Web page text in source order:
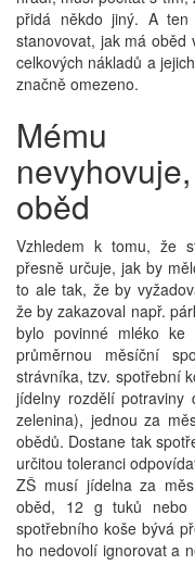
přidá někdo jiný. A ten
stanovovat, jak má oběd
celkových nákladů a
značně omezeno.
Mému
oběd
Vzhledem k tomu, že
přesně určuje, jak by
to ale tak, že by
že by zakazoval např.
bylo povinné mléko ke
průměrnou měsíční
strávníka, tzv. spotřební
jídelny rozdělí potraviny
zelenina), jednou za
obědů. Dostane tak
určitou toleranci
ZŠ musí jídelna za
oběd, 12 g tuků nebo
spotřebního koše bývá
ho nedovolí ignorovat a